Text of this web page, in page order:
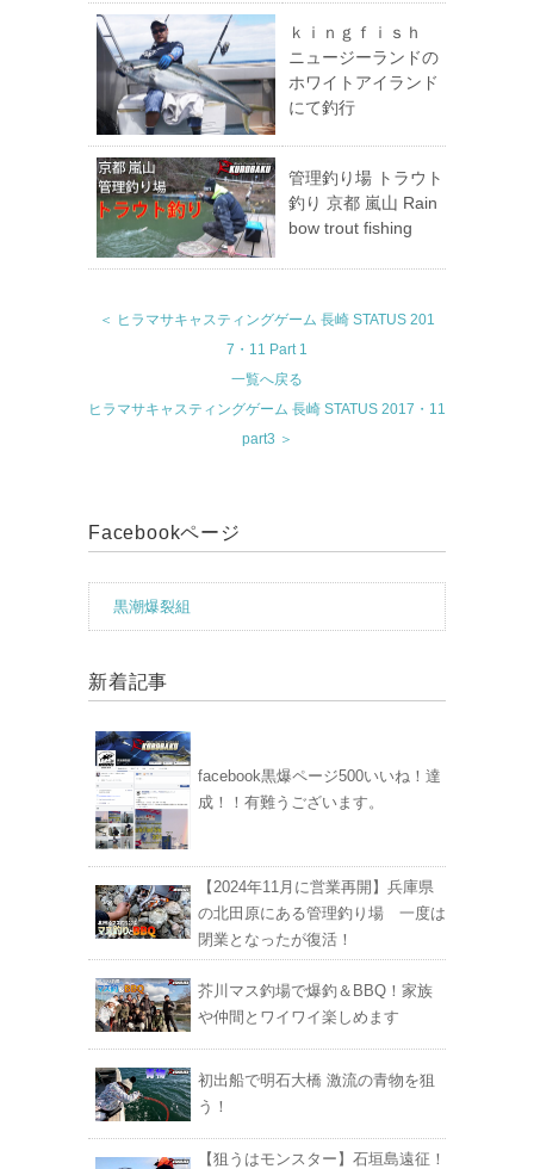
ｋｉｎｇｆｉｓｈ
ニュージーランドの
ホワイトアイランド
にて釣行
管理釣り場 トラウト
釣り 京都 嵐山 Rain
bow trout fishing
＜ ヒラマサキャスティングゲーム 長崎 STATUS 201
7・11 Part 1
一覧へ戻る
ヒラマサキャスティングゲーム 長崎 STATUS 2017・11
part3 ＞
Facebookページ
黒潮爆裂組
新着記事
facebook黒爆ページ500いいね！達
成！！有難うございます。
【2024年11月に営業再開】兵庫県
の北田原にある管理釣り場 一度は
閉業となったが復活！
芥川マス釣場で爆釣＆BBQ！家族
や仲間とワイワイ楽しめます
初出船で明石大橋 激流の青物を狙
う！
【狙うはモンスター】石垣島遠征！